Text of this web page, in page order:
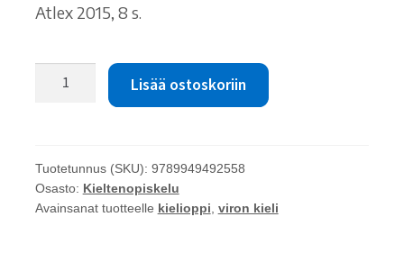
Atlex 2015, 8 s.
Teral:
Eesti
keele
Lisää ostoskoriin
Tuotetunnus (SKU): 9789949492558
Osasto: Kieltenopiskelu
Avainsanat tuotteelle kielioppi viron kieli